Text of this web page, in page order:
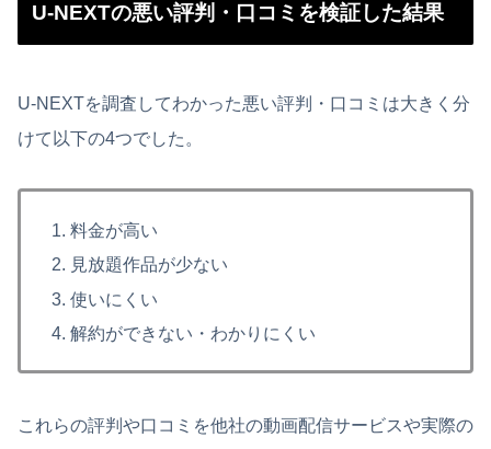
U-NEXTの悪い評判・口コミを検証した結果
U-NEXTを調査してわかった悪い評判・口コミは大きく分
けて以下の4つでした。
料金が高い
見放題作品が少ない
使いにくい
解約ができない・わかりにくい
これらの評判や口コミを他社の動画配信サービスや実際の